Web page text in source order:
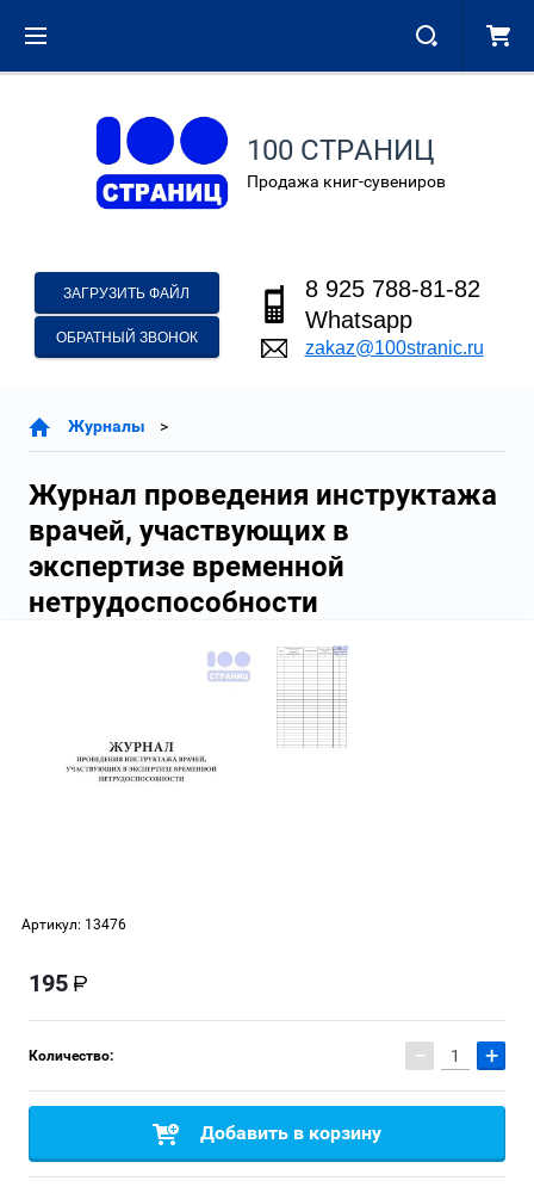
100 СТРАНИЦ
Продажа книг-сувениров
ЗАГРУЗИТЬ ФАЙЛ
ОБРАТНЫЙ ЗВОНОК
8 925 788-81-82
Whatsapp
zakaz@100stranic.ru
Журналы
Журнал проведения инструктажа
врачей, участвующих в
экспертизе временной
нетрудоспособности
Артикул: 13476
195
Количество: − +
Добавить в корзину